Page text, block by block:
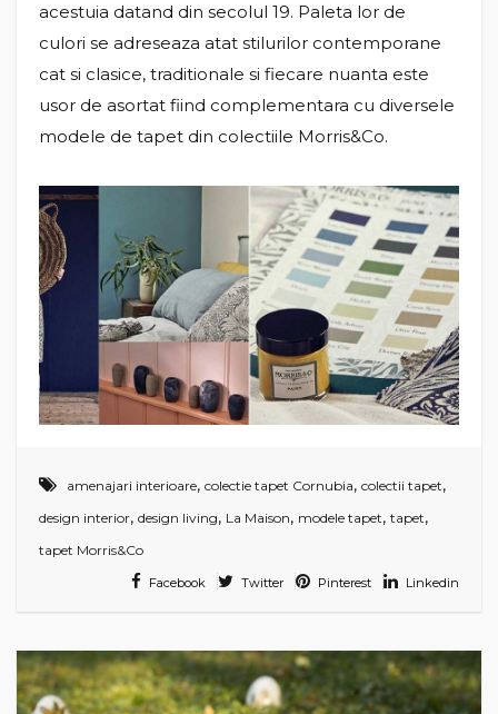
acestuia datand din secolul 19. Paleta lor de
culori se adreseaza atat stilurilor contemporane
cat si clasice, traditionale si fiecare nuanta este
usor de asortat fiind complementara cu diversele
modele de tapet din colectiile Morris&Co.
amenajari interioare, colectie tapet Cornubia, colectii tapet,
design interior, design living, La Maison, modele tapet, tapet,
tapet Morris&Co
Facebook Twitter Pinterest Linkedin